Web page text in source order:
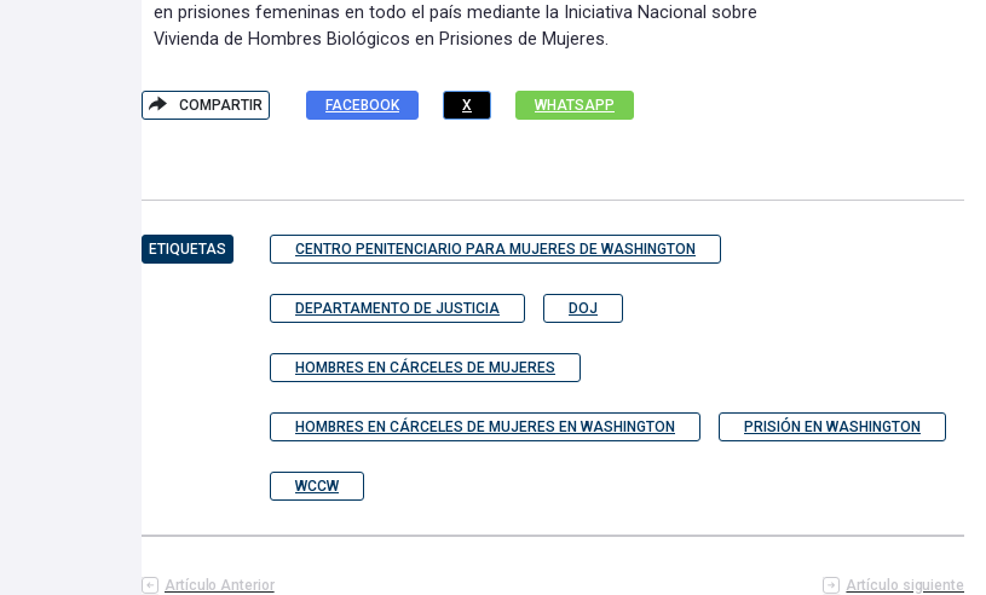
en prisiones femeninas en todo el país mediante la Iniciativa Nacional sobre
Vivienda de Hombres Biológicos en Prisiones de Mujeres.
COMPARTIR FACEBOOK X WHATSAPP
ETIQUETAS CENTRO PENITENCIARIO PARA MUJERES DE WASHINGTON
DEPARTAMENTO DE JUSTICIA DOJ
HOMBRES EN CÁRCELES DE MUJERES
HOMBRES EN CÁRCELES DE MUJERES EN WASHINGTON PRISIÓN EN WASHINGTON
WCCW
Artículo Anterior Artículo siguiente